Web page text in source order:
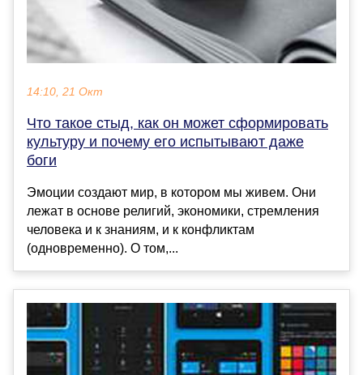
14:10, 21 Окт
Что такое стыд, как он может сформировать
культуру и почему его испытывают даже
боги
Эмоции создают мир, в котором мы живем. Они
лежат в основе религий, экономики, стремления
человека и к знаниям, и к конфликтам
(одновременно). О том,...